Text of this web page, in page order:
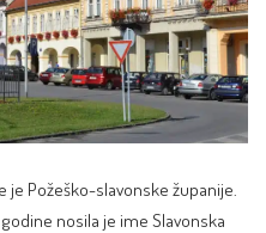
je Požeško-slavonske županije.
nosila je ime Slavonska